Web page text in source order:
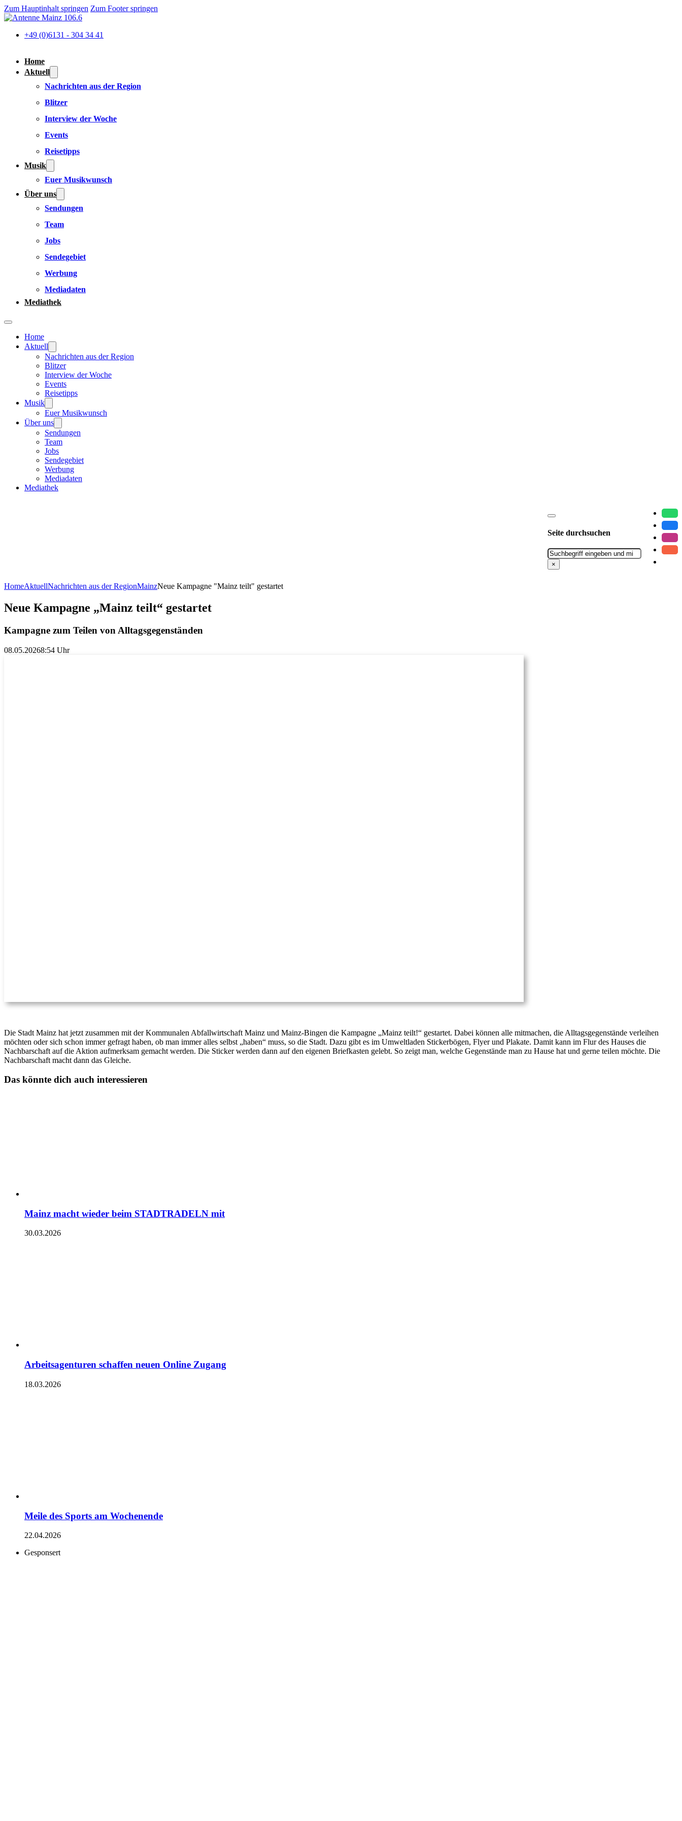
Zum Hauptinhalt springen Zum Footer springen
+49 (0)6131 - 304 34 41
Home
Aktuell
Nachrichten aus der Region
Blitzer
Interview der Woche
Events
Reisetipps
Musik
Euer Musikwunsch
Über uns
Sendungen
Team
Jobs
Sendegebiet
Werbung
Mediadaten
Mediathek
Home
Aktuell
Nachrichten aus der Region
Blitzer
Interview der Woche
Events
Reisetipps
Musik
Euer Musikwunsch
Über uns
Sendungen
Team
Jobs
Sendegebiet
Werbung
Mediadaten
Mediathek
Seite durchsuchen
Suchen
×
HomeAktuellNachrichten aus der RegionMainzNeue Kampagne "Mainz teilt" gestartet
Neue Kampagne „Mainz teilt“ gestartet
Kampagne zum Teilen von Alltagsgegenständen
08.05.20268:54 Uhr
Die Stadt Mainz hat jetzt zusammen mit der Kommunalen Abfallwirtschaft Mainz und Mainz-Bingen die Kampagne „Mainz teilt!“ gestartet. Dabei können alle mitmachen, die Alltagsgegenstände verleihen
möchten oder sich schon immer gefragt haben, ob man immer alles selbst „haben“ muss, so die Stadt. Dazu gibt es im Umweltladen Stickerbögen, Flyer und Plakate. Damit kann im Flur des Hauses die
Nachbarschaft auf die Aktion aufmerksam gemacht werden. Die Sticker werden dann auf den eigenen Briefkasten gelebt. So zeigt man, welche Gegenstände man zu Hause hat und gerne teilen möchte. Die
Nachbarschaft macht dann das Gleiche.
Das könnte dich auch interessieren
Mainz macht wieder beim STADTRADELN mit
30.03.2026
Arbeitsagenturen schaffen neuen Online Zugang
18.03.2026
Meile des Sports am Wochenende
22.04.2026
Gesponsert